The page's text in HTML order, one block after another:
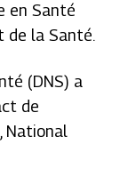
en Santé
de la Santé.
(DNS) a
de
National